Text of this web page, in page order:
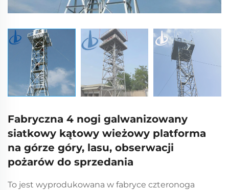
Fabryczna 4 nogi galwanizowany
siatkowy kątowy wieżowy platforma
na górze góry, lasu, obserwacji
pożarów do sprzedania
To jest wyprodukowana w fabryce czteronoga